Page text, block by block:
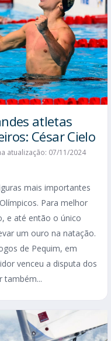
atletas
César Cielo
atualização: 07/11/2024
mais importantes
Para melhor
e até então o único
um ouro na natação.
de Pequim, em
venceu a disputa dos
também...